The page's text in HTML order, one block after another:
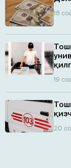
18
19
20